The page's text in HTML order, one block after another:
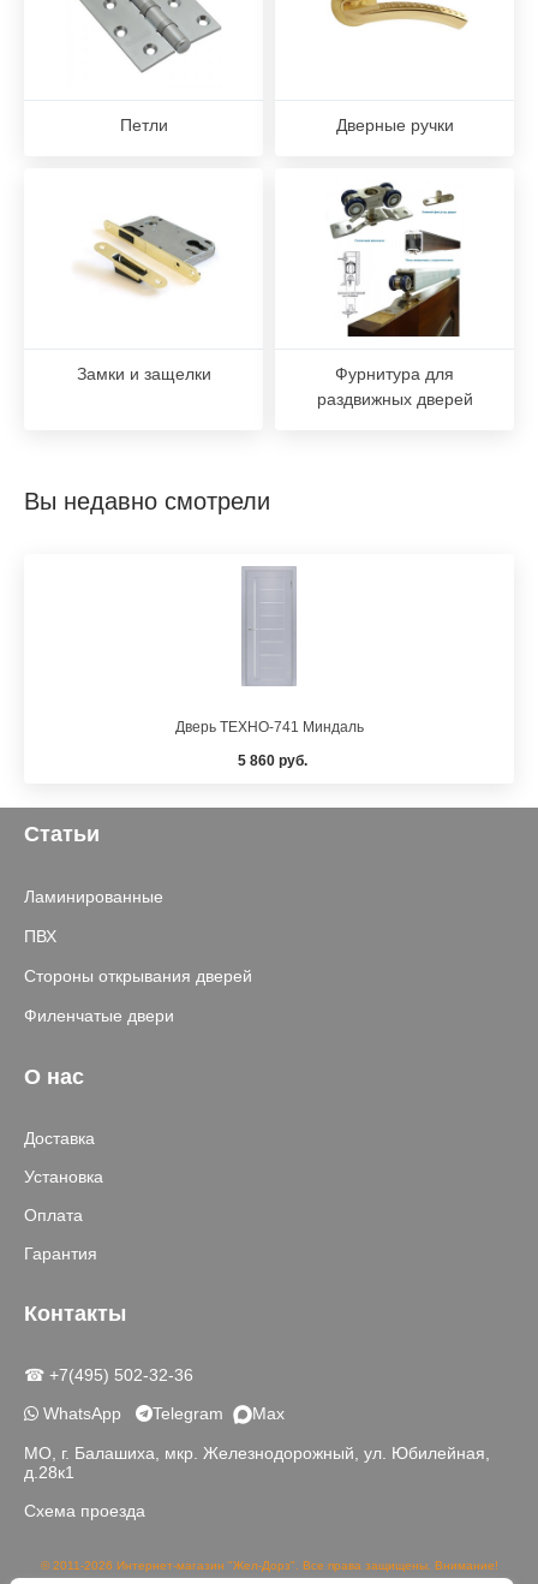
Петли Дверные ручки
Замки и защелки
Фурнитура для
раздвижных дверей
Вы недавно смотрели
Дверь ТЕХНО-741 Миндаль
5 860 руб.
Статьи
Ламинированные
ПВХ
Стороны открывания дверей
Филенчатые двери
О нас
Доставка
Установка
Оплата
Гарантия
Контакты
☎ +7(495) 502-32-36
WhatsApp
Telegram Max
МО, г. Балашиха, мкр. Железнодорожный, ул. Юбилейная,
д.28к1
Схема проезда
© 2011-2026 Интернет-магазин "Жел-Дорз". Все права защищены. Внимание!